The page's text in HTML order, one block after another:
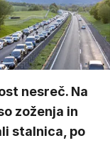
nesreč. Na
zoženja in
stalnica, po